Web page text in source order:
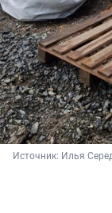
Источник: Илья